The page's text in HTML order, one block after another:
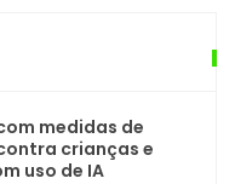
medidas de
crianças e
uso de IA